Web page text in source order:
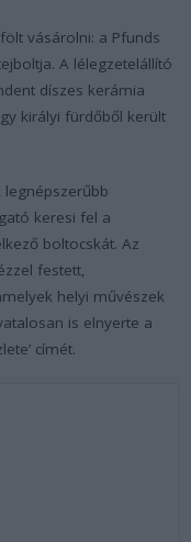
vásárolni: a Pfunds
A lélegzetelállító
díszes kerámia
királyi fürdőből került
keresi fel a
boltocskát. Az
festett,
helyi művészek
is elnyerte a
címét.